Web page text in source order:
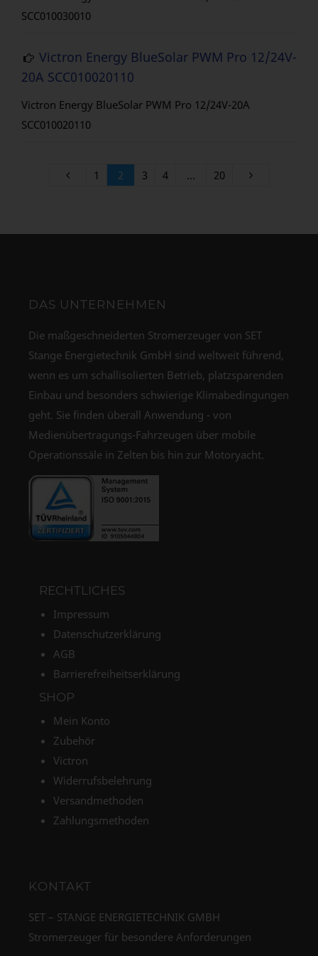
SCC010030010
Victron Energy BlueSolar PWM Pro 12/24V-
20A SCC010020110
Victron Energy BlueSolar PWM Pro 12/24V-20A
SCC010020110
1 2 3 4 … 20
DAS UNTERNEHMEN
Die maßgeschneiderten Stromerzeuger von SET
Stange Energietechnik GmbH sind weltweit führend,
wenn es um schallisolierten Betrieb, platzsparenden
Einbau und besonders schwierige Klimabedingungen
geht. Sie finden überall Anwendung - von
Medienübertragungs-Fahrzeugen über mobile
Operationssäle in Zelten bis hin zur Motoryacht.
RECHTLICHES
Impressum
Datenschutzerklärung
AGB
Barrierefreiheitserklärung
SHOP
Mein Konto
Zubehör
Victron
Widerrufsbelehrung
Versandmethoden
Zahlungsmethoden
KONTAKT
SET – STANGE ENERGIETECHNIK GMBH
Stromerzeuger für besondere Anforderungen